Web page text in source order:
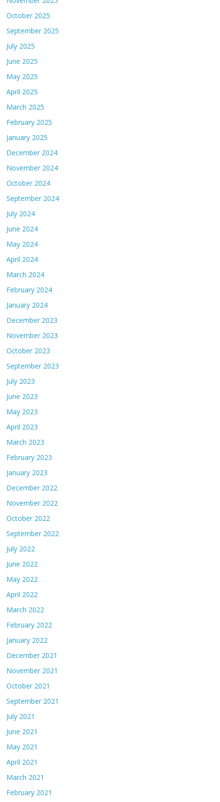
October 2025
September 2025
July 2025
June 2025
May 2025
April 2025
March 2025
February 2025
January 2025
December 2024
November 2024
October 2024
September 2024
July 2024
June 2024
May 2024
April 2024
March 2024
February 2024
January 2024
December 2023
November 2023
October 2023
September 2023
July 2023
June 2023
May 2023
April 2023
March 2023
February 2023
January 2023
December 2022
November 2022
October 2022
September 2022
July 2022
June 2022
May 2022
April 2022
March 2022
February 2022
January 2022
December 2021
November 2021
October 2021
September 2021
July 2021
June 2021
May 2021
April 2021
March 2021
February 2021